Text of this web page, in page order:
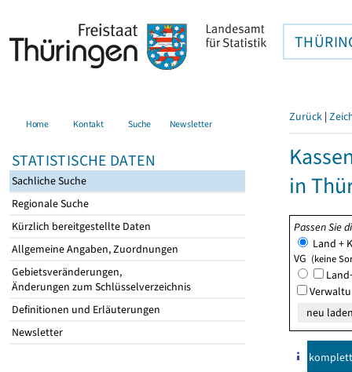
Home Kontakt Suche Newsletter
STATISTISCHE DATEN
Sachliche Suche
Regionale Suche
Kürzlich bereitgestellte Daten
Allgemeine Angaben, Zuordnungen
Gebietsveränderungen,
Änderungen zum Schlüsselverzeichnis
Definitionen und Erläuterungen
Newsletter
Zurück |
in
Passen Sie
Land +
VG (keine
komplett